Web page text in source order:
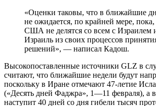
«Оценки таковы, что в ближайшие
не ожидается, по крайней мере,
США не делятся со всем с Израилем
Израиль из своих процессов
решений», — написал Кадош.
Высокопоставленные источники GLZ в
считают, что ближайшие недели будут
поскольку в Иране отмечают 47-летие
(«Десять дней Фаджра», 1—11 февраля), а
наступит 40 дней со дня гибели тысяч